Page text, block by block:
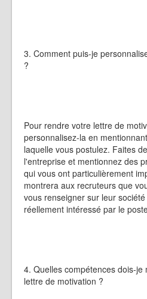
3. Comment puis-je
?
Pour rendre votre lettre de
personnalisez-la en
laquelle vous postulez. Faites
l'entreprise et mentionnez des
qui vous ont particulièrement
montrera aux recruteurs que
vous renseigner sur leur
réellement intéressé par le
4. Quelles compétences dois-
lettre de motivation ?